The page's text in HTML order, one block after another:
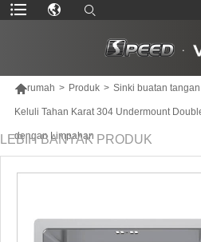
rumah > Produk > Sinki buatan tangan
Keluli Tahan Karat 304 Undermount
dengan Limpahan
LEBIH BANYAK PRODUK